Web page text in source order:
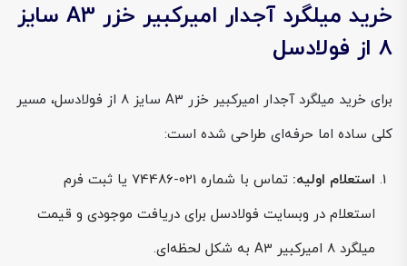
خرید میلگرد آجدار امیرکبیر خزر A3 سایز
8 از فولادسل
برای خرید میلگرد آجدار امیرکبیر خزر A3 سایز 8 از فولادسل، مسیر
کلی ساده اما حرفه‌ای طراحی شده است:
استعلام اولیه:
تماس با شماره 021-74486 یا ثبت فرم
استعلام در وبسایت فولادسل برای دریافت موجودی و قیمت
میلگرد 8 امیرکبیر A3 به شکل لحظه‌ای.